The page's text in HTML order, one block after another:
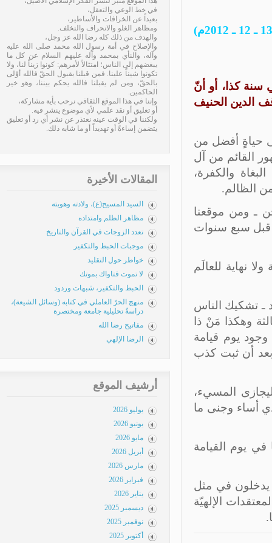
كذا، أو أنّ
الدين الحنيف
حياةٍ أفضل من
القائم من آل
والكفرة،
الظالم.
ـ ومن موقعنا
قبل سبع سنوات
نهاية للعالَم
ـ تشكيك الناس
وهكذا مَنْ ذا
يوم قيامة
أن ثبت كذب
المسيء،
أساء وجنى ما
يوم القيامة
يدخلون في مثل
الإلهيّة
في خط الوعي والتعقل،
بعيداً عن الخرافات والأساطير،
ومظاهر الغلو والانحراف والتخلف.
والهدف من ذلك كله رضا الله عز وجل،
والإصلاح في أمة رسول الله محمد صلى الله عليه
وآله، والنأي بمحمد وآله عليهم السلام عن كل ما
يبغضهم إلى الناس؛ امتثالاً لأمرهم: كونوا زيناً لنا، ولا
تكونوا شيناً علينا. فمن قبلنا بقبول الحقّ فالله أوْلى
بالحقّ، ومن لم يقبلنا فالله يحكم بيننا، وهو خير
الحاكمين.
وإننا في هذا الموقع الثقافي نرحب بأية مشاركة،
أو تعليق أو نقد علمي لأي موضوع ينشر فيه.
ولكننا في الوقت عينه نعتذر عن نشر أي رد أو تعليق
يتضمن إساءةً أو تهديداً أو ما شابه ذلك.
المقالات الأخيرة
السيد المسيح(ع)، ولادته وهويته
مظاهر الظلم وامتداده
تعدد الزوجات في القرآن والتاريخ
موجبات الحبط والتكفير
خواطر حول التقليد
لا تموت فتاواك بموتك
الحبط والتكفير، شبهات وردود
منهج الحرّ العاملي في كتابه (وسائل الشيعة)،
دراسةٌ تحليلية جامعة ومختصرة
مفاتيح رضا الله
الرضا الإلهي
أرشيف الموقع
يوليو 2026
يونيو 2026
مايو 2026
أبريل 2026
مارس 2026
فبراير 2026
يناير 2026
ديسمبر 2025
نوفمبر 2025
أكتوبر 2025